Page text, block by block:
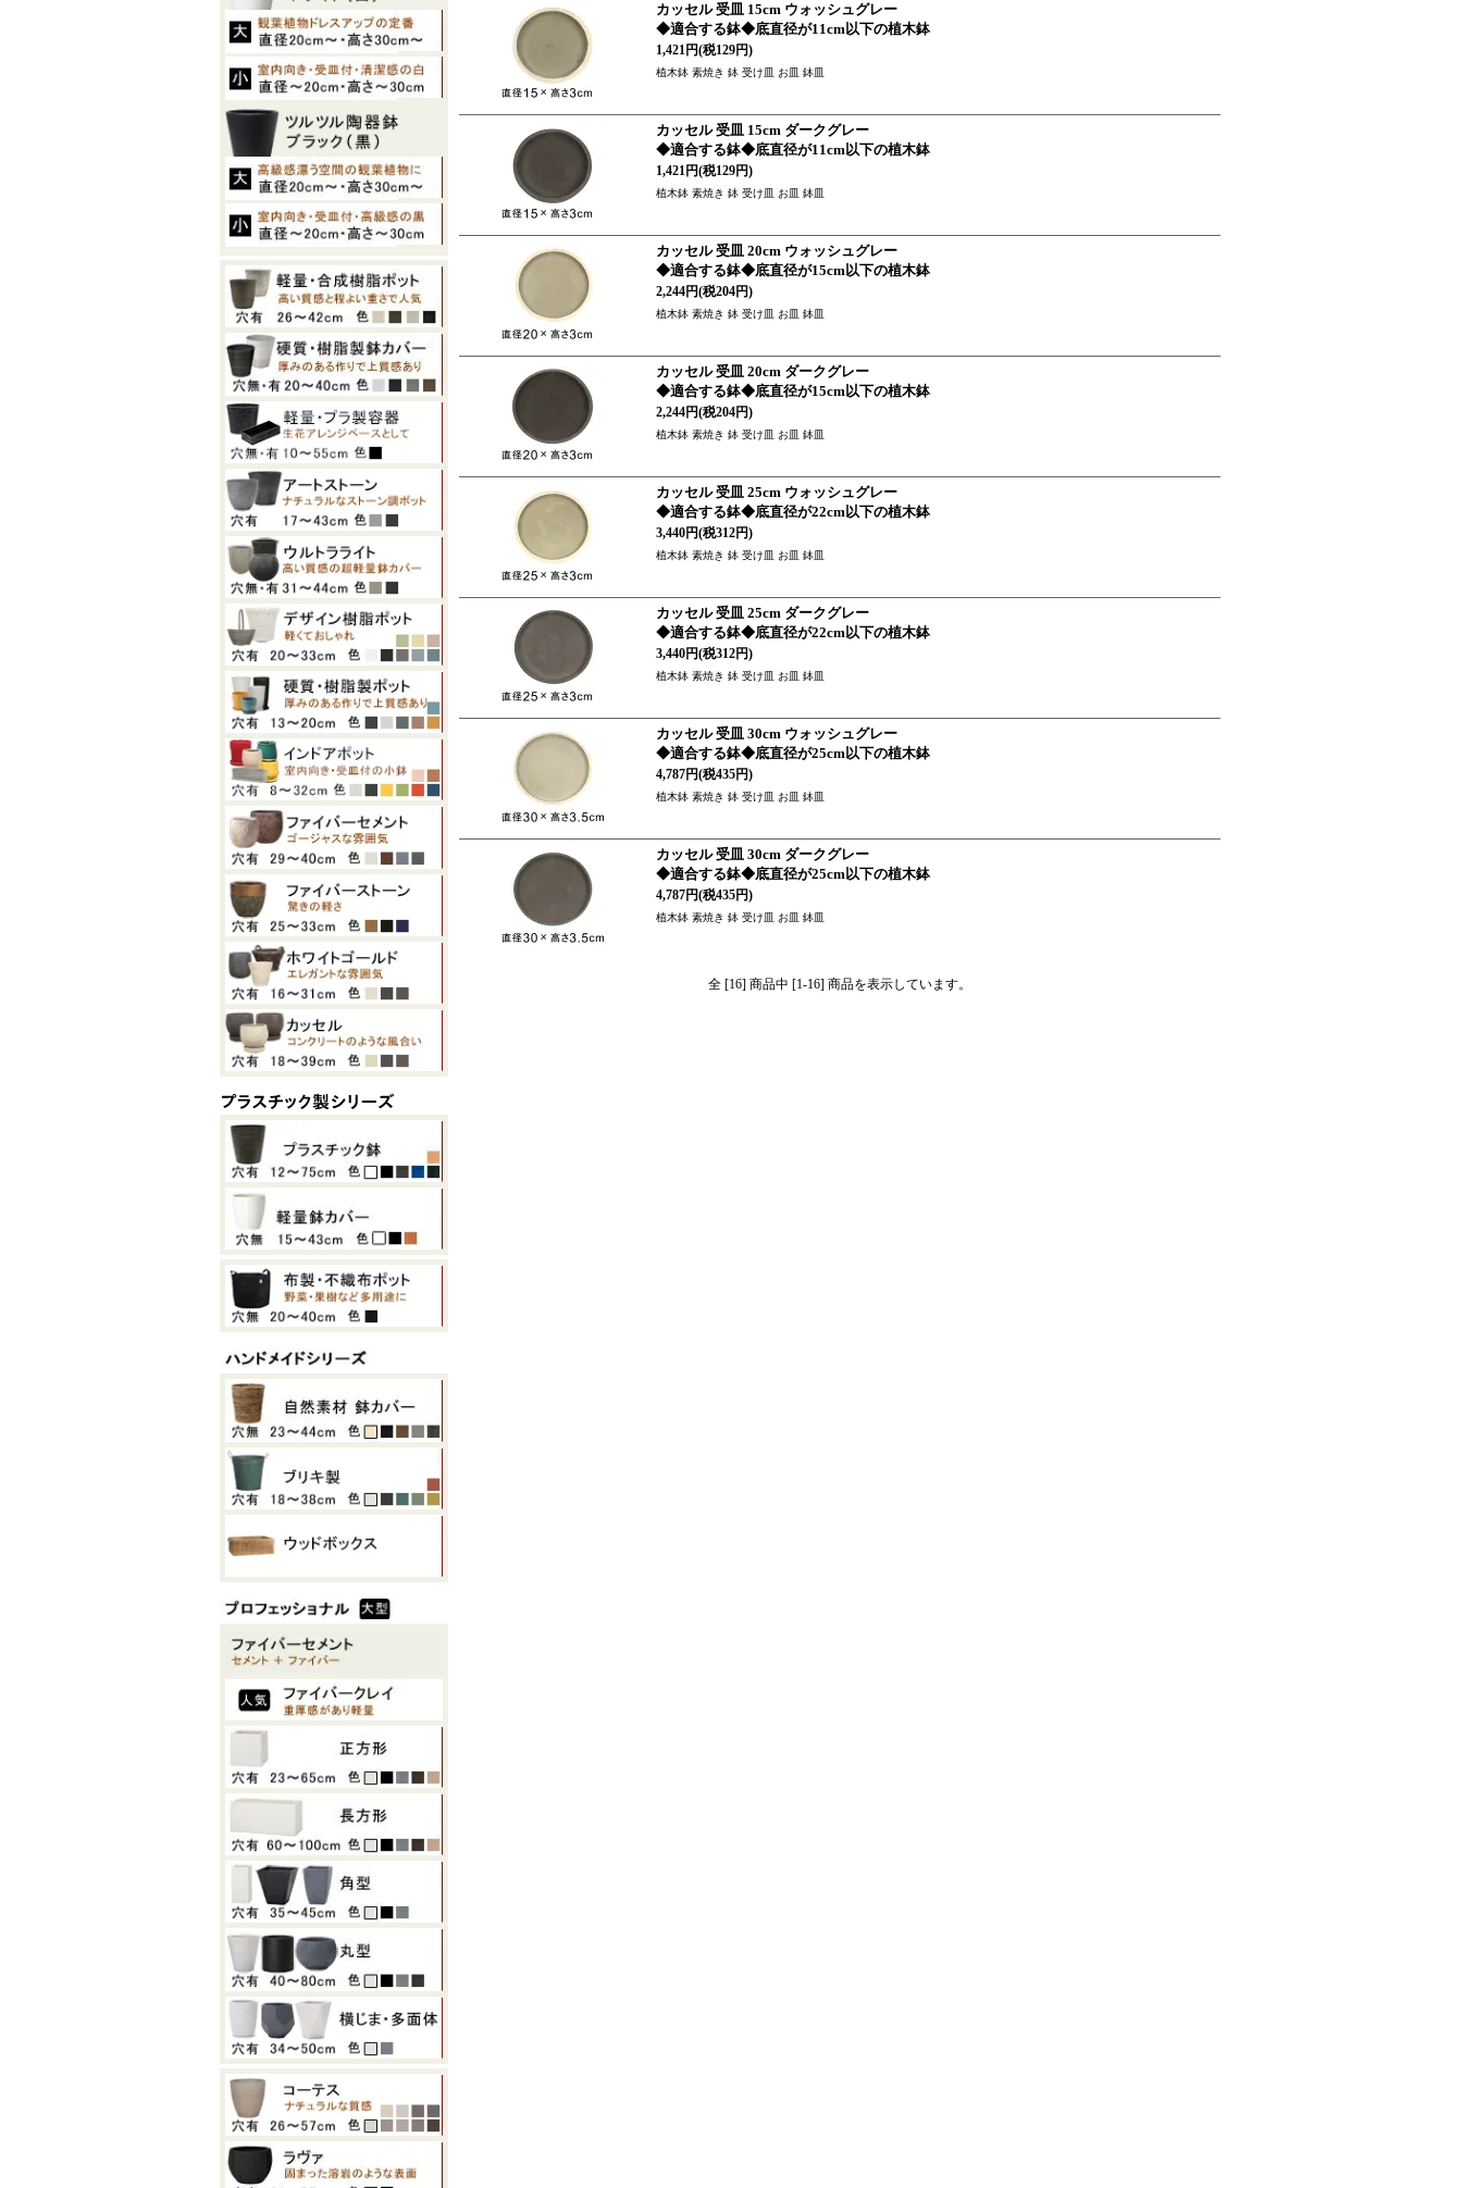
カッセル 受皿 15cm ウォッシュグレー
◆適合する鉢◆底直径が11cm以下の植木鉢
1,421円(税129円)
植木鉢 素焼き 鉢 受け皿 お皿 鉢皿
カッセル 受皿 15cm ダークグレー
◆適合する鉢◆底直径が11cm以下の植木鉢
1,421円(税129円)
植木鉢 素焼き 鉢 受け皿 お皿 鉢皿
カッセル 受皿 20cm ウォッシュグレー
◆適合する鉢◆底直径が15cm以下の植木鉢
2,244円(税204円)
植木鉢 素焼き 鉢 受け皿 お皿 鉢皿
カッセル 受皿 20cm ダークグレー
◆適合する鉢◆底直径が15cm以下の植木鉢
2,244円(税204円)
植木鉢 素焼き 鉢 受け皿 お皿 鉢皿
カッセル 受皿 25cm ウォッシュグレー
◆適合する鉢◆底直径が22cm以下の植木鉢
3,440円(税312円)
植木鉢 素焼き 鉢 受け皿 お皿 鉢皿
カッセル 受皿 25cm ダークグレー
◆適合する鉢◆底直径が22cm以下の植木鉢
3,440円(税312円)
植木鉢 素焼き 鉢 受け皿 お皿 鉢皿
カッセル 受皿 30cm ウォッシュグレー
◆適合する鉢◆底直径が25cm以下の植木鉢
4,787円(税435円)
植木鉢 素焼き 鉢 受け皿 お皿 鉢皿
カッセル 受皿 30cm ダークグレー
◆適合する鉢◆底直径が25cm以下の植木鉢
4,787円(税435円)
植木鉢 素焼き 鉢 受け皿 お皿 鉢皿
全 [16] 商品中 [1-16] 商品を表示しています。